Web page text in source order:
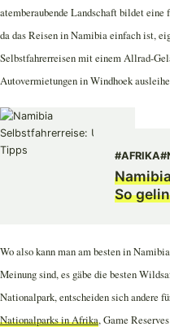
atemberaubende Landschaft bildet
da das Reisen in Namibia einfach ist,
Selbstfahrerreisen mit einem Allrad-
Autovermietungen in Windhoek
#AFRIKA
So
Wo also kann man am besten in
Meinung sind, es gäbe die besten
Nationalpark, entscheiden sich andere
Nationalparks in Afrika, Game